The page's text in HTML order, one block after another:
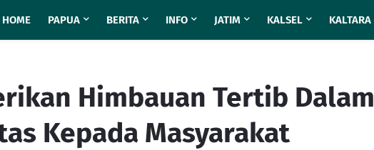
HOME PAPUA BERITA INFO JATIM KALSEL KALTARA
Himbauan Tertib Dalam
Kepada Masyarakat